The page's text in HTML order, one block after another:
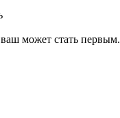
может стать первым.